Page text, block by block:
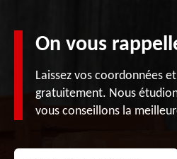
On vous
Laissez vos coordonnées
gratuitement. Nous
vous conseillons la